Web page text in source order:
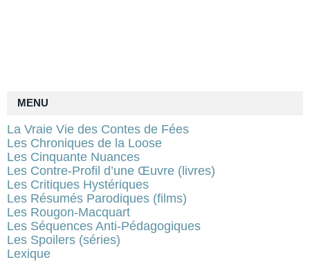
MENU
La Vraie Vie des Contes de Fées
Les Chroniques de la Loose
Les Cinquante Nuances
Les Contre-Profil d’une Œuvre (livres)
Les Critiques Hystériques
Les Résumés Parodiques (films)
Les Rougon-Macquart
Les Séquences Anti-Pédagogiques
Les Spoilers (séries)
Lexique